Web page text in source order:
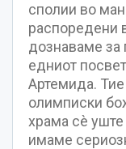
сполии во
распоредени
дознаваме за
едниот
Артемида.
олимписки
храма сè
имаме